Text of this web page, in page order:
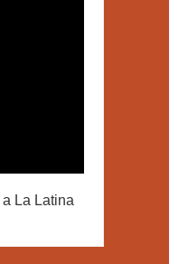
a La Latina